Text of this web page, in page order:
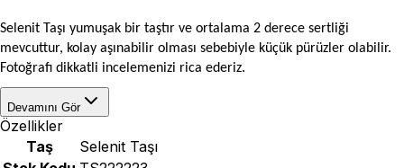
Selenit Taşı yumuşak bir taştır ve ortalama 2 derece sertliği
mevcuttur, kolay aşınabilir olması sebebiyle küçük pürüzler olabilir.
Fotoğrafı dikkatli incelemenizi rica ederiz.
Devamını Gör
Özellikler
Taş
Selenit Taşı